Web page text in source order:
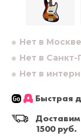
Нет в
Нет в
Нет в
Быстрая
1500 руб.